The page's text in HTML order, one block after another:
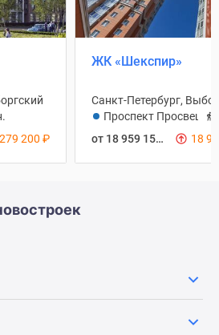
200 ₽
ЖК «Шекспир»
Санкт-Петербург,
Проспект
от 18 959 152
18